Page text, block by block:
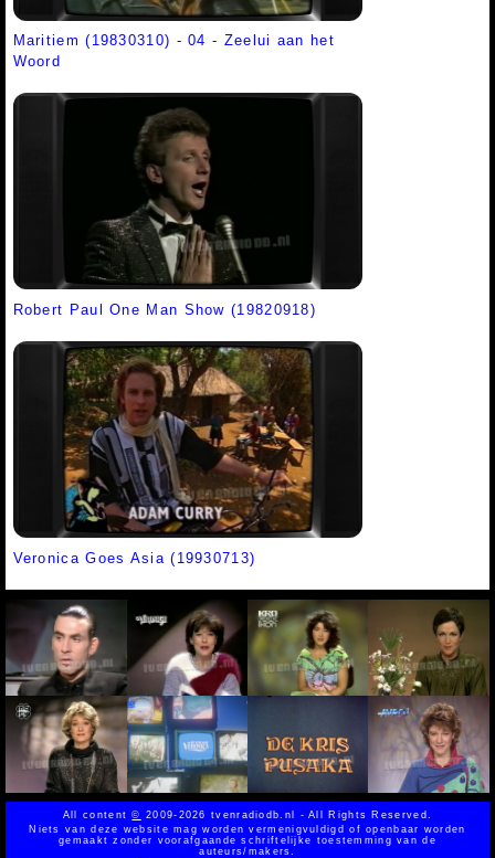
Maritiem (19830310) - 04 - Zeelui aan het
Woord
Robert Paul One Man Show (19820918)
Veronica Goes Asia (19930713)
All content© 2009-2026 tvenradiodb.nl - All Rights Reserved.
Niets van deze website mag worden vermenigvuldigd of openbaar worden
gemaakt zonder voorafgaande schriftelijke toestemming van de
auteurs/makers.